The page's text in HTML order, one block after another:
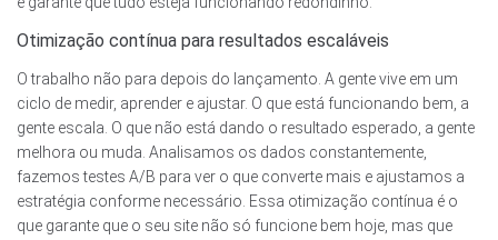
Otimização contínua para resultados escaláveis
O trabalho não para depois do lançamento. A gente vive em um
ciclo de medir, aprender e ajustar. O que está funcionando bem, a
gente escala. O que não está dando o resultado esperado, a gente
melhora ou muda. Analisamos os dados constantemente,
fazemos testes A/B para ver o que converte mais e ajustamos a
estratégia conforme necessário. Essa otimização contínua é o
que garante que o seu site não só funcione bem hoje, mas que